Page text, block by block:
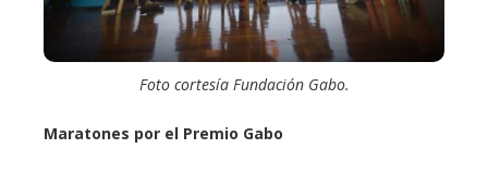
Foto cortesía Fundación Gabo.
Maratones por el Premio Gabo